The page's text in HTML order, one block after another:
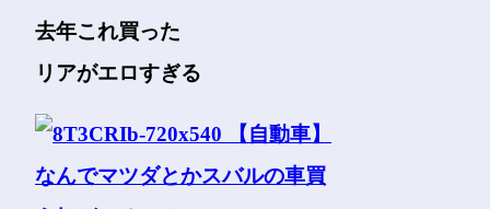
去年これ買った
リアがエロすぎる